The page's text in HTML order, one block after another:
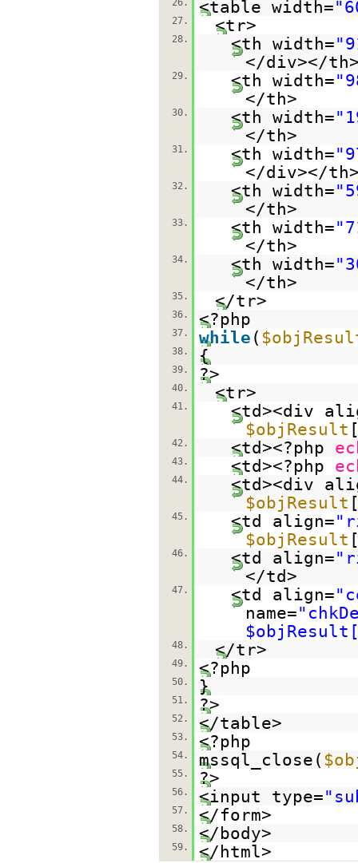
26. <table width=
27. <tr>
28. <th width=
</div></
29. <th width=
</th>
30. <th width=
</th>
31. <th width=
</div></
32. <th width=
</th>
33. <th width=
</th>
34. <th width=
</th>
35. </tr>
36. <?php
37. while (
38. {
39. ?>
40. <tr>
41.
<td><div
$objResult
42. <td><?php
43. <td><?php
44.
<td><div
$objResult
45. <td align=
$objResult
46. <td align=
</td>
47. <td align=
name=
48. </tr>
49. <?php
50. }
51. ?>
52. </table>
53. <?php
54. mssql_close(
55. ?>
56. <input type=
57. </form>
58. </body>
59. </html>